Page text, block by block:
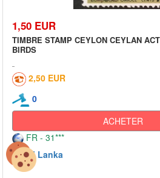
1,50 EUR
TIMBRE STAMP CEYLON CEYLAN
BIRDS
2,50 EUR
0
ACHETER
FR - 31***
Sri Lanka